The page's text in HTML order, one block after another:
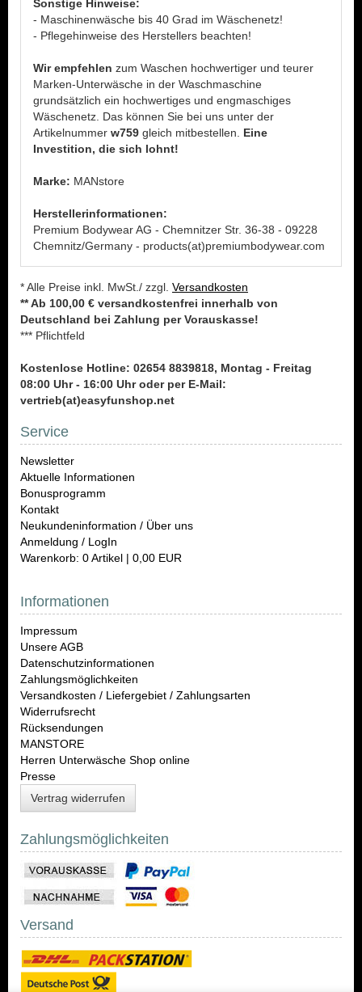
Sonstige Hinweise:
- Maschinenwäsche bis 40 Grad im Wäschenetz!
- Pflegehinweise des Herstellers beachten!
Wir empfehlen zum Waschen hochwertiger und teurer
Marken-Unterwäsche in der Waschmaschine
grundsätzlich ein hochwertiges und engmaschiges
Wäschenetz. Das können Sie bei uns unter der
Artikelnummer w759 gleich mitbestellen. Eine
Investition, die sich lohnt!
Marke: MANstore
Herstellerinformationen:
Premium Bodywear AG - Chemnitzer Str. 36-38 - 09228
Chemnitz/Germany - products(at)premiumbodywear.com
* Alle Preise inkl. MwSt./ zzgl. Versandkosten
** Ab 100,00 € versandkostenfrei innerhalb von
Deutschland bei Zahlung per Vorauskasse!
*** Pflichtfeld
Kostenlose Hotline: 02654 8839818, Montag - Freitag
08:00 Uhr - 16:00 Uhr oder per E-Mail:
vertrieb(at)easyfunshop.net
Service
Newsletter
Aktuelle Informationen
Bonusprogramm
Kontakt
Neukundeninformation / Über uns
Anmeldung / LogIn
Warenkorb: 0 Artikel | 0,00 EUR
Informationen
Impressum
Unsere AGB
Datenschutzinformationen
Zahlungsmöglichkeiten
Versandkosten / Liefergebiet / Zahlungsarten
Widerrufsrecht
Rücksendungen
MANSTORE
Herren Unterwäsche Shop online
Presse
Vertrag widerrufen
Zahlungsmöglichkeiten
Versand